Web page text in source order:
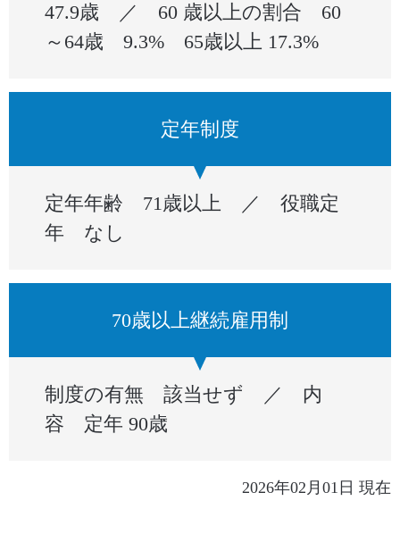
47.9歳 ／ 60 歳以上の割合 60
～64歳 9.3% 65歳以上 17.3%
定年制度
定年年齢 71歳以上 ／ 役職定
年 なし
70歳以上継続雇用制
制度の有無 該当せず ／ 内
容 定年 90歳
2026年02月01日 現在